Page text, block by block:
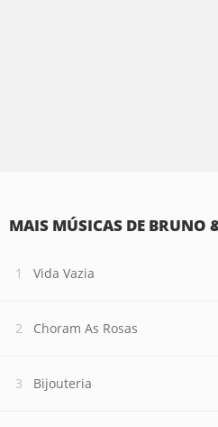
MAIS MÚSICAS DE BRUNO
Vida Vazia
Choram As Rosas
Bijouteria